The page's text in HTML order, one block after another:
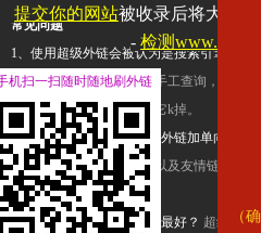
常见问题
1、使用超级外链会被认为是搜索引擎优化
查询工具，模拟的是正常手工查询，不是
推广竞争对手的网址，让它k掉。
2、网站优化单纯依靠超级外链加单向链接
链，需要结合普通的外链以及友情链接，
台交换友情链接。
3、如何使用超级外链效果最好？ 超级外链
提交你的网站被收录后将大幅提
- 检测
（
机扫一扫随时随地刷外链